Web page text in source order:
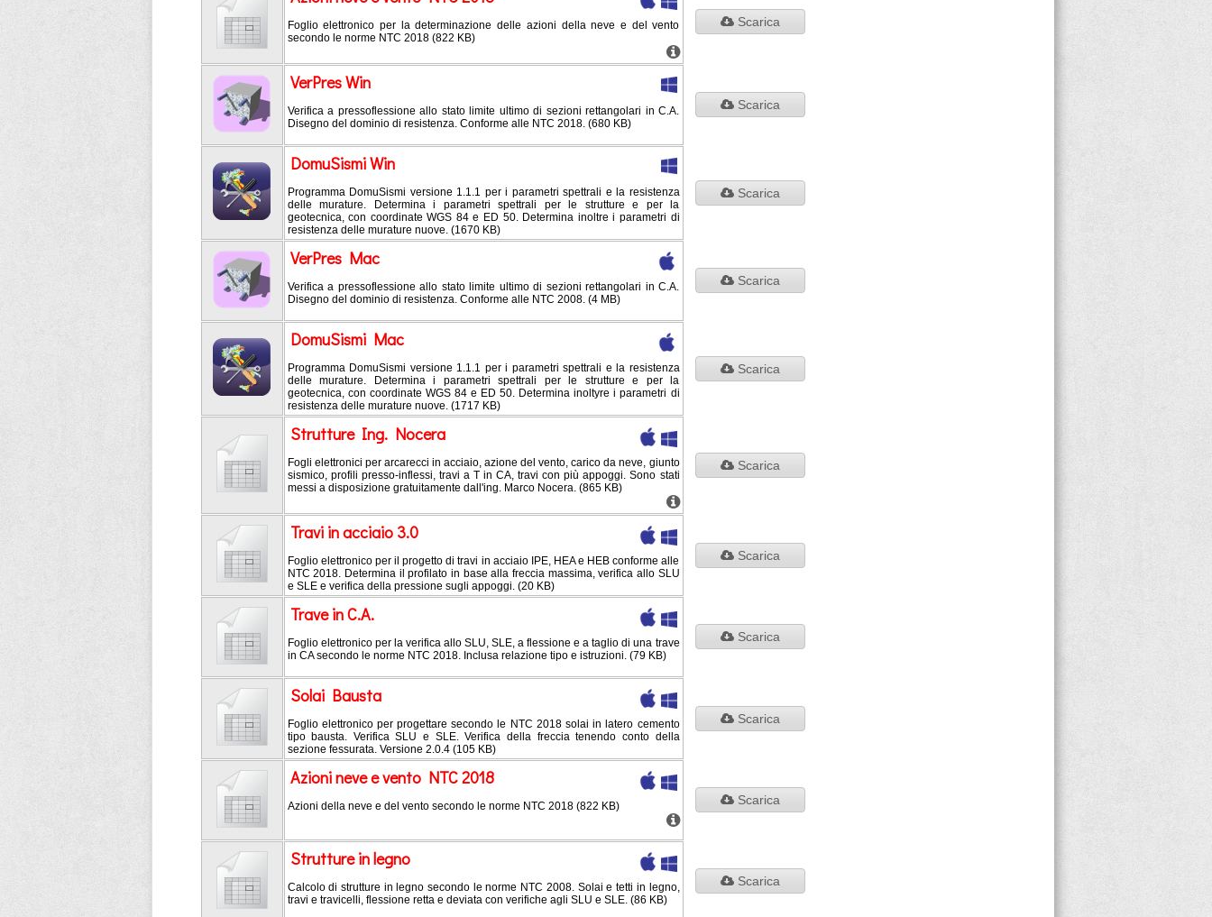
Foglio elettronico per la determinazione delle azioni della neve e del vento
secondo le norme NTC 2018 (822 KB)
Scarica
VerPres Win
Verifica a pressoflessione allo stato limite ultimo di sezioni rettangolari in C.A.
Disegno del dominio di resistenza. Conforme alle NTC 2018. (680 KB)
Scarica
DomuSismi Win
Programma DomuSismi versione 1.1.1 per i parametri spettrali e la resistenza
delle murature. Determina i parametri spettrali per le strutture e per la
geotecnica, con coordinate WGS 84 e ED 50. Determina inoltre i parametri di
resistenza delle murature nuove. (1670 KB)
Scarica
VerPres Mac
Verifica a pressoflessione allo stato limite ultimo di sezioni rettangolari in C.A.
Disegno del dominio di resistenza. Conforme alle NTC 2008. (4 MB)
Scarica
DomuSismi Mac
Programma DomuSismi versione 1.1.1 per i parametri spettrali e la resistenza
delle murature. Determina i parametri spettrali per le strutture e per la
geotecnica, con coordinate WGS 84 e ED 50. Determina inoltyre i parametri di
resistenza delle murature nuove. (1717 KB)
Scarica
Strutture Ing. Nocera
Fogli elettronici per arcarecci in acciaio, azione del vento, carico da neve, giunto
sismico, profili presso-inflessi, travi a T in CA, travi con più appoggi. Sono stati
messi a disposizione gratuitamente dall'ing. Marco Nocera. (865 KB)
Scarica
Travi in acciaio 3.0
Foglio elettronico per il progetto di travi in acciaio IPE, HEA e HEB conforme alle
NTC 2018. Determina il profilato in base alla freccia massima, verifica allo SLU
e SLE e verifica della pressione sugli appoggi. (20 KB)
Scarica
Trave in C.A.
Foglio elettronico per la verifica allo SLU, SLE, a flessione e a taglio di una trave
in CA secondo le norme NTC 2018. Inclusa relazione tipo e istruzioni. (79 KB)
Scarica
Solai Bausta
Foglio elettronico per progettare secondo le NTC 2018 solai in latero cemento
tipo bausta. Verifica SLU e SLE. Verifica della freccia tenendo conto della
sezione fessurata. Versione 2.0.4 (105 KB)
Scarica
Azioni neve e vento NTC 2018
Azioni della neve e del vento secondo le norme NTC 2018 (822 KB) Scarica
Strutture in legno
Calcolo di strutture in legno secondo le norme NTC 2008. Solai e tetti in legno,
travi e travicelli, flessione retta e deviata con verifiche agli SLU e SLE. (86 KB)
Scarica